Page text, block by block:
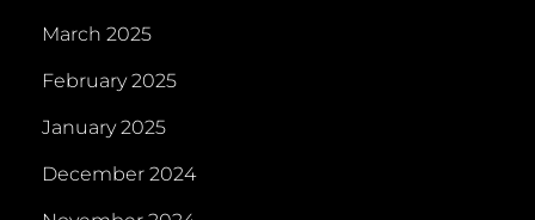
March 2025
February 2025
January 2025
December 2024